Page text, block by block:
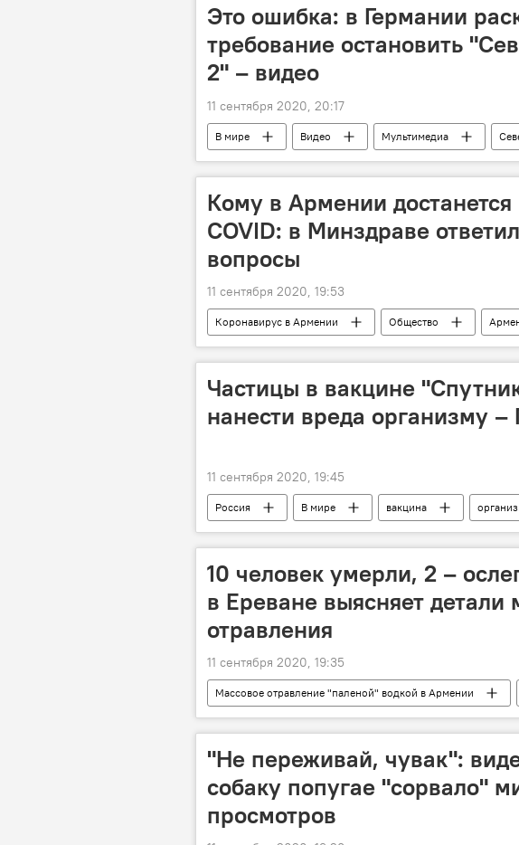
Это ошибка: в Германии
требование остановить
2" – видео
11 сентября 2020, 20:17
В мире Видео Мультимедиа
Германия
Кому в Армении достанется
COVID: в Минздраве
вопросы
11 сентября 2020, 19:53
Коронавирус в Армении Общество
вакцина
Частицы в вакцине
нанести вреда организму –
11 сентября 2020, 19:45
Россия В мире вакцина
Российская вакцина против COVID-19
10 человек умерли, 2 –
в Ереване выясняет детали
отравления
11 сентября 2020, 19:35
Массовое отравление "паленой" водкой в Армении
водка
Новости Армения отравление
"Не переживай, чувак":
собаку попугае "сорвало"
просмотров